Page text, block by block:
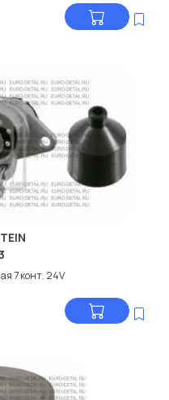
7 конт. 24V